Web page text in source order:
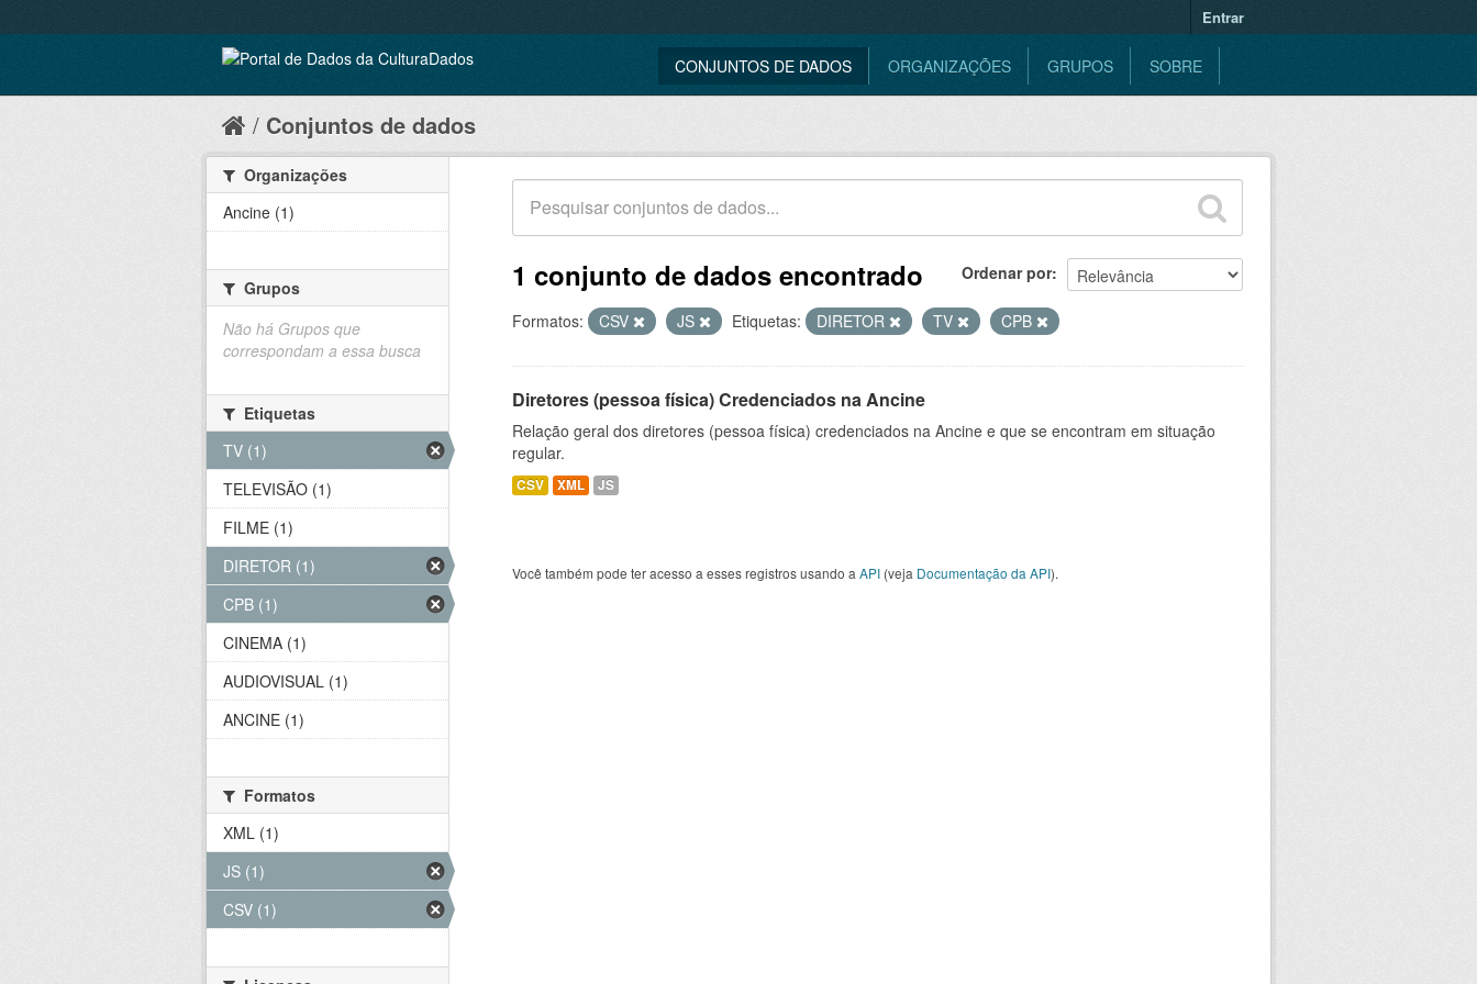
Entrar
CONJUNTOS DE DADOS ORGANIZAÇÕES GRUPOS SOBRE
Conjuntos de dados
Ordenar por
1 conjunto de dados encontrado
Formatos: CSV JS Etiquetas: DIRETOR TV CPB
Diretores (pessoa física) Credenciados na Ancine
Relação geral dos diretores (pessoa física) credenciados na Ancine e que se encontram em situação
regular.
CSV XML JS
Você também pode ter acesso a esses registros usando a API (veja Documentação da API).
Organizações
Ancine (1)
Grupos
Não há Grupos que
correspondam a essa busca
Etiquetas
TV (1)
TELEVISÃO (1)
FILME (1)
DIRETOR (1)
CPB (1)
CINEMA (1)
AUDIOVISUAL (1)
ANCINE (1)
Formatos
XML (1)
JS (1)
CSV (1)